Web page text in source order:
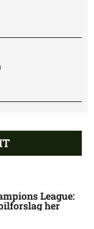
League:
her